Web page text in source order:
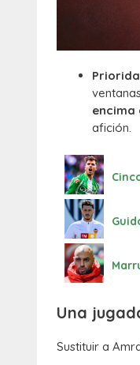
encima
afición.
Una
Sustituir a